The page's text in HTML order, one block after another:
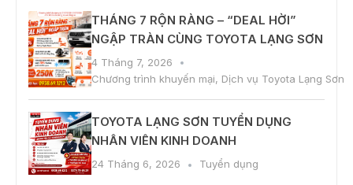
THÁNG 7 RỘN RÀNG – “DEAL HỜI”
NGẬP TRÀN CÙNG TOYOTA LẠNG SƠN
4 Tháng 7, 2026
Chương trình khuyến mại, Dịch vụ Toyota Lạng Sơn
TOYOTA LẠNG SƠN TUYỂN DỤNG
NHÂN VIÊN KINH DOANH
24 Tháng 6, 2026 Tuyển dụng